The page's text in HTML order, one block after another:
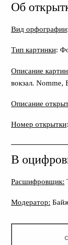
Об
Вид орфографии
Тип картинки:
Описание
вокзал. Nomme,
Описание
Номер открытки
В
Расшифровщик:
Модератор: